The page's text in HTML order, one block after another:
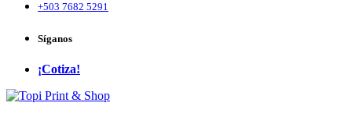
+503 7682 5291
Síganos
¡Cotiza!